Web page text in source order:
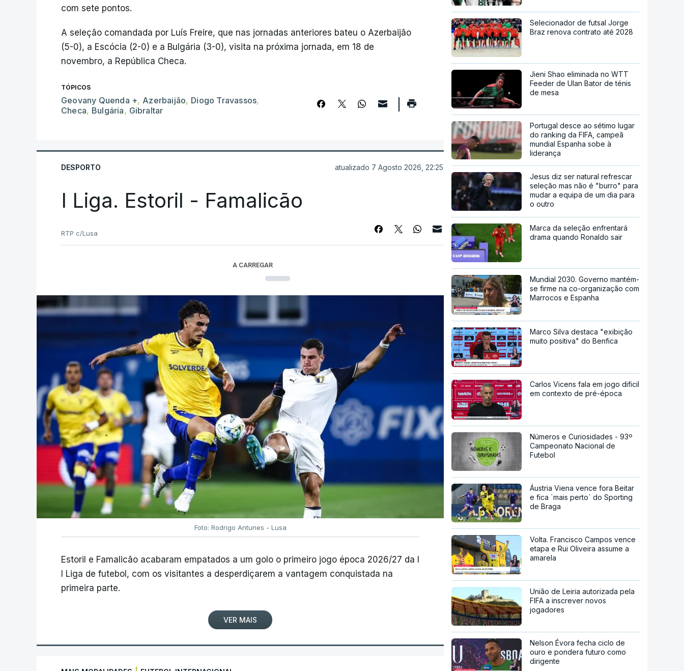
com sete pontos.
A seleção comandada por Luís Freire, que nas jornadas anteriores bateu o Azerbaijão
(5-0), a Escócia (2-0) e a Bulgária (3-0), visita na próxima jornada, em 18 de
novembro, a República Checa.
TÓPICOS
Geovany Quenda +, Azerbaijão, Diogo Travassos,
Checa, Bulgária, Gibraltar
DESPORTO atualizado 7 Agosto 2026, 22:25
I Liga. Estoril - Famalicão
RTP c/Lusa
A CARREGAR
Foto: Rodrigo Antunes - Lusa
Estoril e Famalicão acabaram empatados a um golo o primeiro jogo época 2026/27 da I
I Liga de futebol, com os visitantes a desperdiçarem a vantagem conquistada na
primeira parte.
VER MAIS
Selecionador de futsal Jorge
Braz renova contrato até 2028
Jieni Shao eliminada no WTT
Feeder de Ulan Bator de ténis
de mesa
Portugal desce ao sétimo lugar
do ranking da FIFA, campeã
mundial Espanha sobe à
liderança
Jesus diz ser natural refrescar
seleção mas não é "burro" para
mudar a equipa de um dia para
o outro
Marca da seleção enfrentará
drama quando Ronaldo sair
Mundial 2030. Governo mantém-
se firme na co-organização com
Marrocos e Espanha
Marco Silva destaca "exibição
muito positiva" do Benfica
Carlos Vicens fala em jogo dificil
em contexto de pré-época
Números e Curiosidades - 93º
Campeonato Nacional de
Futebol
Áustria Viena vence fora Beitar
e fica `mais perto` do Sporting
de Braga
Volta. Francisco Campos vence
etapa e Rui Oliveira assume a
amarela
União de Leiria autorizada pela
FIFA a inscrever novos
jogadores
Nelson Évora fecha ciclo de
ouro e pondera futuro como
dirigente